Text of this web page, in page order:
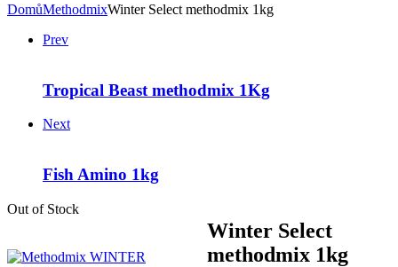
DomůMethodmixWinter Select methodmix 1kg
Prev
Tropical Beast methodmix 1Kg
Next
Fish Amino 1kg
Out of Stock
Winter Select
methodmix 1kg